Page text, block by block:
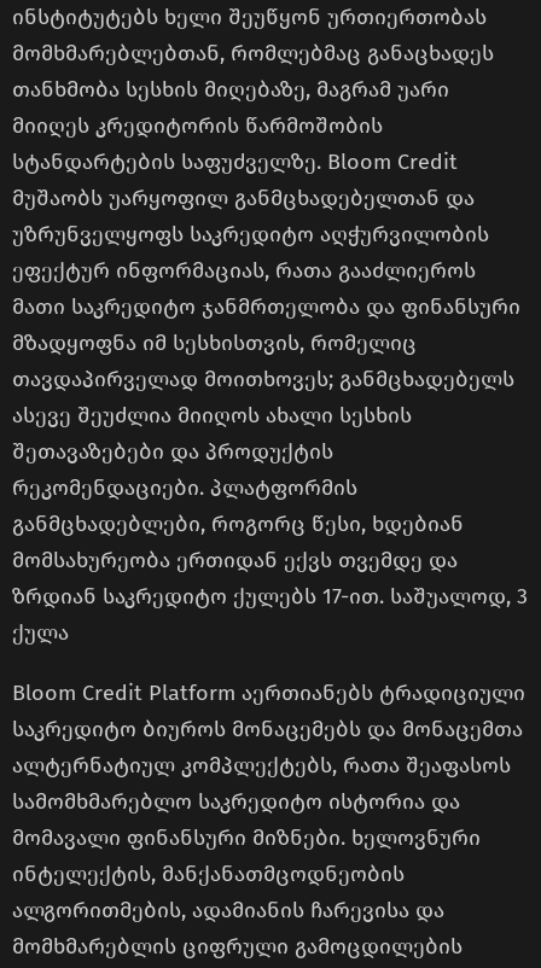
ინსტიტუტებს ხელი შეუწყონ ურთიერთობას
მომხმარებლებთან, რომლებმაც განაცხადეს
თანხმობა სესხის მიღებაზე, მაგრამ უარი
მიიღეს კრედიტორის წარმოშობის
სტანდარტების საფუძველზე. Bloom Credit
მუშაობს უარყოფილ განმცხადებელთან და
უზრუნველყოფს საკრედიტო აღჭურვილობის
ეფექტურ ინფორმაციას, რათა გააძლიეროს
მათი საკრედიტო ჯანმრთელობა და ფინანსური
მზადყოფნა იმ სესხისთვის, რომელიც
თავდაპირველად მოითხოვეს; განმცხადებელს
ასევე შეუძლია მიიღოს ახალი სესხის
შეთავაზებები და პროდუქტის
რეკომენდაციები. პლატფორმის
განმცხადებლები, როგორც წესი, ხდებიან
მომსახურეობა ერთიდან ექვს თვემდე და
ზრდიან საკრედიტო ქულებს 17-ით. საშუალოდ, 3
ქულა
Bloom Credit Platform აერთიანებს ტრადიციული
საკრედიტო ბიუროს მონაცემებს და მონაცემთა
ალტერნატიულ კომპლექტებს, რათა შეაფასოს
სამომხმარებლო საკრედიტო ისტორია და
მომავალი ფინანსური მიზნები. ხელოვნური
ინტელექტის, მანქანათმცოდნეობის
ალგორითმების, ადამიანის ჩარევისა და
მომხმარებლის ციფრული გამოცდილების